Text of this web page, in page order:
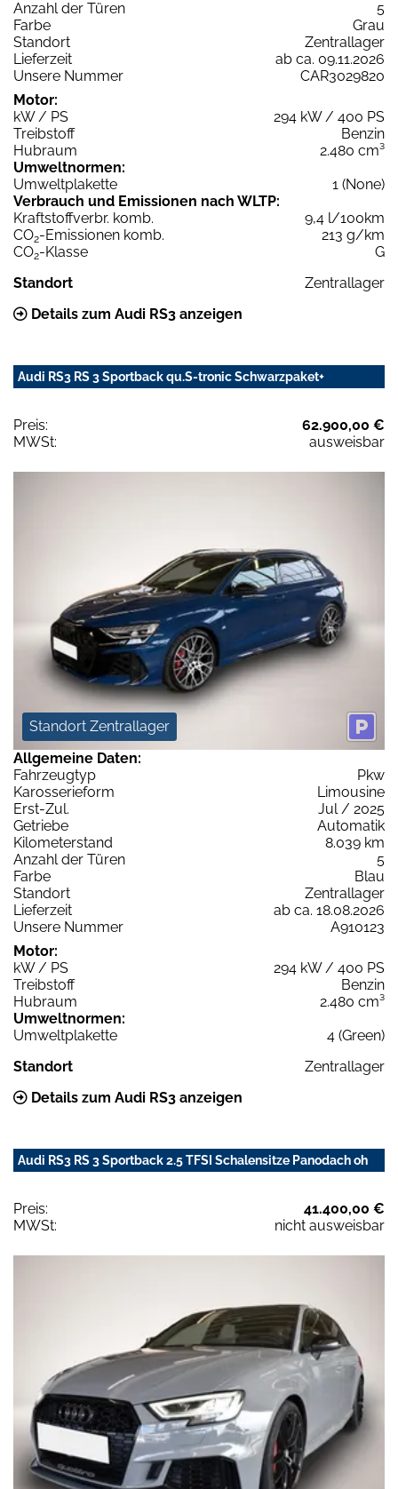
Anzahl der Türen
5
Farbe
Grau
Standort
Zentrallager
Lieferzeit
ab ca. 09.11.2026
Unsere Nummer
CAR3029820
Motor:
kW / PS
294 kW / 400 PS
Treibstoff
Benzin
Hubraum
2.480 cm³
Umweltnormen:
Umweltplakette
1 (None)
Verbrauch und Emissionen nach WLTP:
Kraftstoffverbr. komb.
9,4 l/100km
CO2-Emissionen komb.
213 g/km
CO2-Klasse
G
Standort
Zentrallager
Details zum Audi RS3 anzeigen
Audi RS3 RS 3 Sportback qu.S-tronic Schwarzpaket+
Preis:
62.900,00 €
MWSt:
ausweisbar
Standort Zentrallager
Allgemeine Daten:
Fahrzeugtyp
Pkw
Karosserieform
Limousine
Erst-Zul.
Jul / 2025
Getriebe
Automatik
Kilometerstand
8.039 km
Anzahl der Türen
5
Farbe
Blau
Standort
Zentrallager
Lieferzeit
ab ca. 18.08.2026
Unsere Nummer
A910123
Motor:
kW / PS
294 kW / 400 PS
Treibstoff
Benzin
Hubraum
2.480 cm³
Umweltnormen:
Umweltplakette
4 (Green)
Standort
Zentrallager
Details zum Audi RS3 anzeigen
Audi RS3 RS 3 Sportback 2.5 TFSI Schalensitze Panodach oh
Preis:
41.400,00 €
MWSt:
nicht ausweisbar